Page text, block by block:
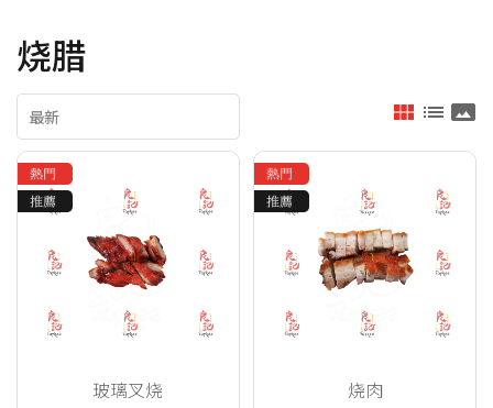
烧腊
view_module list panorama
玻璃叉烧
烧肉